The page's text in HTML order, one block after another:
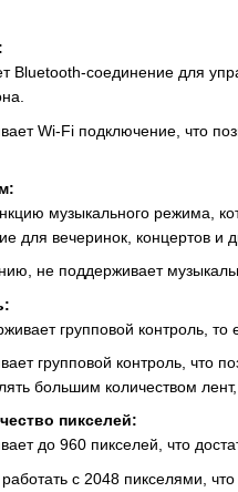
Bluetooth-соединение для
Wi-Fi подключение, что
музыкального режима,
для вечеринок, концертов и
не поддерживает
групповой контроль, то
групповой контроль, что
большим количеством
пикселей:
до 960 пикселей, что
с 2048 пикселями,